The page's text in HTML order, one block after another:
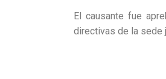
El causante fue
directivas de la sede